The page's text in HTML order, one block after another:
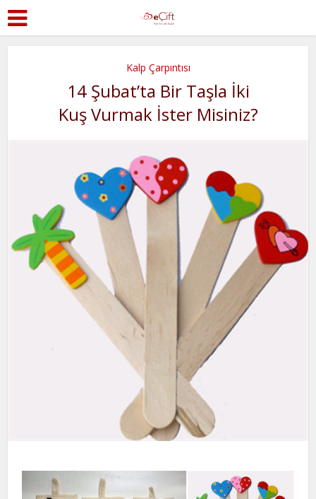
Kalp Çarpıntısı
14 Şubat’ta Bir Taşla İki
Kuş Vurmak İster Misiniz?